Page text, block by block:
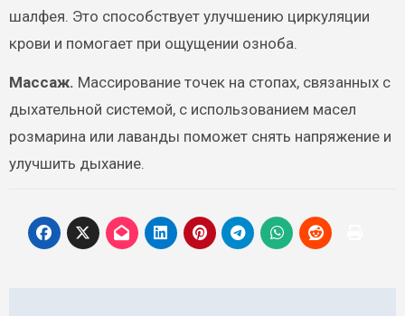
шалфея. Это способствует улучшению циркуляции
крови и помогает при ощущении озноба.
Массаж. Массирование точек на стопах, связанных с
дыхательной системой, с использованием масел
розмарина или лаванды поможет снять напряжение и
улучшить дыхание.